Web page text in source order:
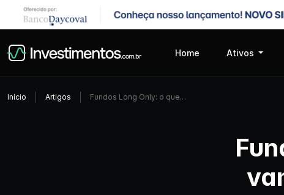
Home Ativos
Início Artigos Fundos Long Only: o que…